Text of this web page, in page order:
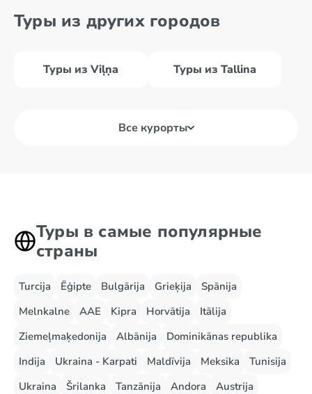
Туры из других городов
Туры из Viļņa Туры из Tallina
Все курорты
Туры в самые популярные
страны
Turcija Ēģipte Bulgārija Grieķija
Spānija
Melnkalne
AAE Kipra Horvātija
Itālija
Ziemeļmaķedonija
Albānija
Dominikānas republika
Indija
Ukraina - Karpati Maldīvija Meksika
Tunisija
Ukraina
Šrilanka Tanzānija Andora
Austrija